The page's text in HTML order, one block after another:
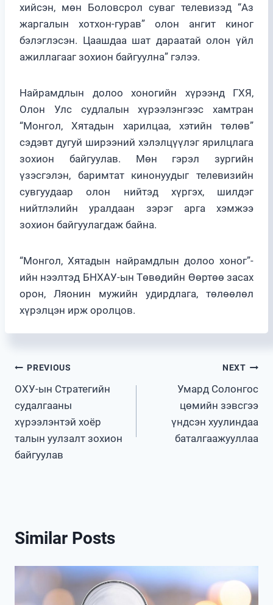
хийсэн, мөн Боловсрол суваг телевизэд “Аз
жаргалын хотхон-гурав” олон ангит киног
бэлэглэсэн. Цаашдаа шат дараатай олон үйл
ажиллагааг зохион байгуулна” гэлээ.
Найрамдлын долоо хоногийн хүрээнд ГХЯ,
Олон Улс судлалын хүрээлэнгээс хамтран
“Монгол, Хятадын харилцаа, хэтийн төлөв”
сэдэвт дугуй ширээний хэлэлцүүлэг ярилцлага
зохион байгуулав. Мөн гэрэл зургийн
үзэсгэлэн, баримтат кинонуудыг телевизийн
сувгуудаар олон нийтэд хүргэх, шилдэг
нийтлэлийн уралдаан зэрэг арга хэмжээ
зохион байгуулагдаж байна.
“Монгол, Хятадын найрамдлын долоо хоног”-
ийн нээлтэд БНХАУ-ын Төвөдийн Өөртөө засах
орон, Ляонин мужийн удирдлага, төлөөлөл
хүрэлцэн ирж оролцов.
Post
navigation
PREVIOUS
ОХУ-ын Стратегийн
судалгааны
хүрээлэнтэй хоёр
талын уулзалт зохион
байгуулав
NEXT
Умард Солонгос
цөмийн зэвсгээ
үндсэн хуулиндаа
баталгаажууллаа
Similar Posts